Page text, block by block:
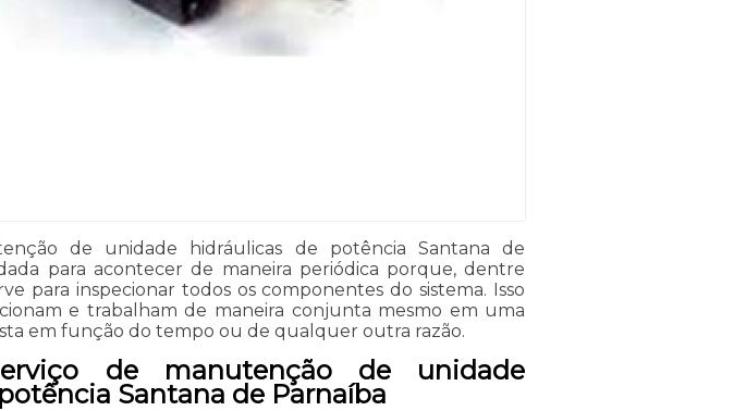
de unidade hidráulicas de potência Santana de
para acontecer de maneira periódica porque, dentre
para inspecionar todos os componentes do sistema. Isso
e trabalham de maneira conjunta mesmo em uma
em função do tempo ou de qualquer outra razão.
de manutenção de unidade
Santana de Parnaíba